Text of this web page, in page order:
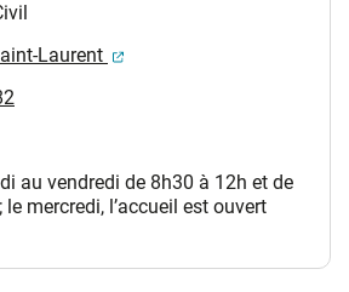
Laurent
(ouverture dans un
au vendredi de 8h30 à 12h et de
mercredi, l’accueil est ouvert